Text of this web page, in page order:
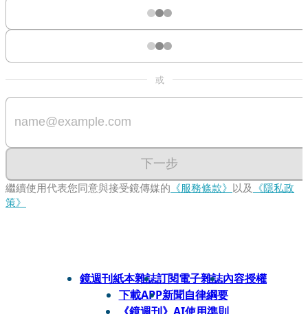
或
下一步
繼續使用代表您同意與接受鏡傳媒的 《服務條款》 以及 《隱私政
策》
鏡週刊紙本雜誌訂閱電子雜誌內容授權
下載APP新聞自律綱要